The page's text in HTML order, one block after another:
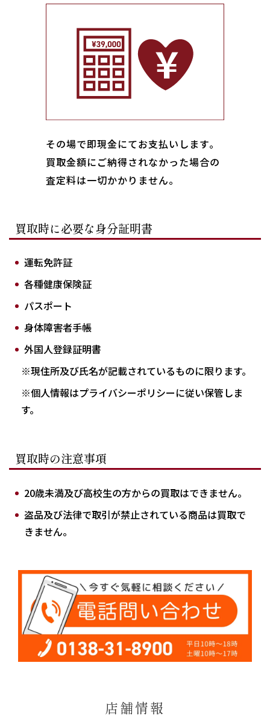
その場で即現金にてお支払いします｡
買取金額にご納得されなかった場合の
査定料は一切かかりません。
買取時に必要な身分証明書
運転免許証
各種健康保険証
パスポート
身体障害者手帳
外国人登録証明書
※現住所及び氏名が記載されているものに限ります。
※個人情報はプライバシーポリシーに従い保管しま
す。
買取時の注意事項
20歳未満及び高校生の方からの買取はできません。
盗品及び法律で取引が禁止されている商品は買取で
きません。
店舗情報